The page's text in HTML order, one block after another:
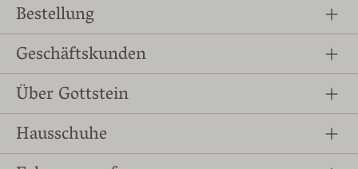
Bestellung
Geschäftskunden
Über Gottstein
Hausschuhe